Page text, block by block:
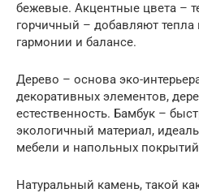
бежевые. Акцентные цвета –
горчичный – добавляют
гармонии и балансе.
Дерево – основа эко-
декоративных элементов,
естественность. Бамбук –
экологичный материал,
мебели и напольных
Натуральный камень, такой